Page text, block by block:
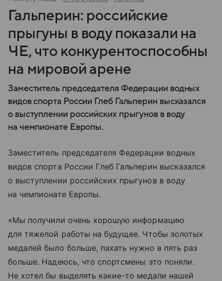
Гальперин: российские
прыгуны в воду показали на
ЧЕ, что конкурентоспособны
на мировой арене
Заместитель председателя Федерации водных
видов спорта России Глеб Гальперин высказался
о выступлении российских прыгунов в воду
на чемпионате Европы.
Заместитель председателя Федерации водных
видов спорта России Глеб Гальперин высказался
о выступлении российских прыгунов в воду
на чемпионате Европы.
«Мы получили очень хорошую информацию
для тяжелой работы на будущее. Чтобы золотых
медалей было больше, пахать нужно в пять раз
больше. Надеюсь, что спортсмены это поняли.
Не хотел бы выделять какие-то медали нашей